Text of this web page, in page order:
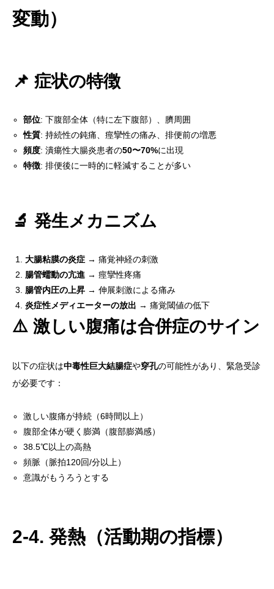
変動）
📌 症状の特徴
部位: 下腹部全体（特に左下腹部）、臍周囲
性質: 持続性の鈍痛、痙攣性の痛み、排便前の増悪
頻度: 潰瘍性大腸炎患者の50〜70%に出現
特徴: 排便後に一時的に軽減することが多い
🔬 発生メカニズム
大腸粘膜の炎症 → 痛覚神経の刺激
腸管蠕動の亢進 → 痙攣性疼痛
腸管内圧の上昇 → 伸展刺激による痛み
炎症性メディエーターの放出 → 痛覚閾値の低下
⚠️ 激しい腹痛は合併症のサイン
以下の症状は中毒性巨大結腸症や穿孔の可能性があり、緊急受診
が必要です：
激しい腹痛が持続（6時間以上）
腹部全体が硬く膨満（腹部膨満感）
38.5℃以上の高熱
頻脈（脈拍120回/分以上）
意識がもうろうとする
2-4. 発熱（活動期の指標）